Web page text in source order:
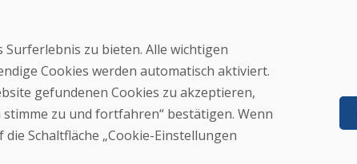
© DOMIVOSPORT 2026, Alle Rechte vorbehalten
Website-Erstellung Erstellung von E-Shops
zu bieten. Alle wichtigen
Cookies werden automatisch aktiviert.
gefundenen Cookies zu akzeptieren,
stimme zu und fortfahren“ bestätigen. Wenn
Schaltfläche „Cookie-Einstellungen